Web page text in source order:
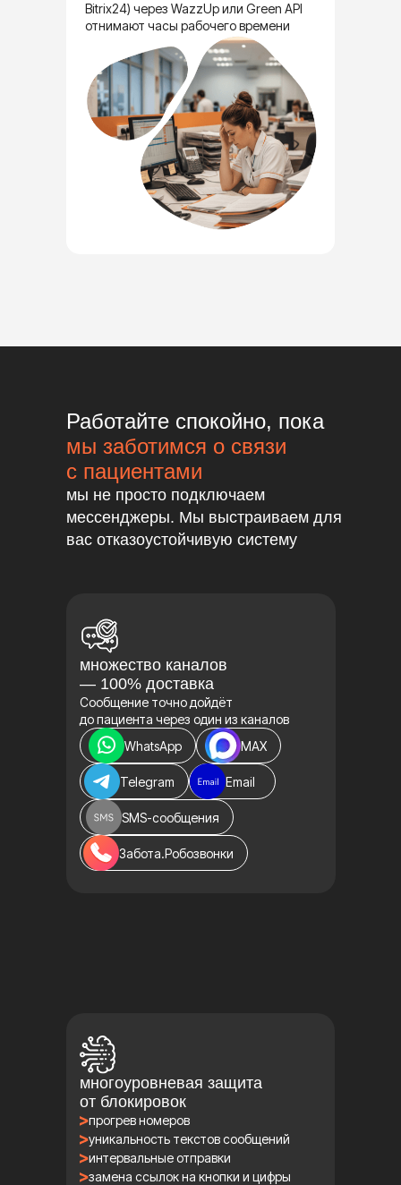
Bitrix24) через WazzUp или Green API
отнимают часы рабочего времени
множество каналов
— 100% доставка
Сообщение точно дойдёт
до пациента через один из каналов
WhatsApp
MAX
Telegram Email
SMS-сообщения
Забота.Робозвонки
многоуровневая защита
от блокировок
прогрев номеров
уникальность текстов сообщений
интервальные отправки
замена ссылок на кнопки и цифры
Работайте спокойно, пока
мы заботимся о связи
с пациентами
мы не просто подключаем
мессенджеры. Мы выстраиваем для
вас отказоустойчивую систему